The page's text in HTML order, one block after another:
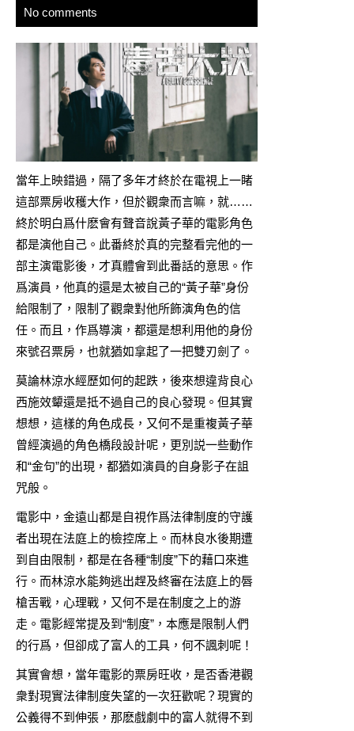
No comments
當年上映錯過，隔了多年才終於在電視上一睹
這部票房收穫大作，但於觀衆而言嘛，就……
終於明白爲什麽會有聲音說黃子華的電影角色
都是演他自己。此番終於真的完整看完他的一
部主演電影後，才真體會到此番話的意思。作
爲演員，他真的還是太被自己的“黃子華”身份
給限制了，限制了觀衆對他所飾演角色的信
任。而且，作爲導演，都還是想利用他的身份
來號召票房，也就猶如拿起了一把雙刃劍了。
莫論林涼水經歷如何的起跌，後來想違背良心
西施效顰還是抵不過自己的良心發現。但其實
想想，這樣的角色成長，又何不是重複黃子華
曾經演過的角色橋段設計呢，更別説一些動作
和“金句”的出現，都猶如演員的自身影子在詛
咒般。
電影中，金遠山都是自視作爲法律制度的守護
者出現在法庭上的檢控席上。而林良水後期遭
到自由限制，都是在各種“制度”下的藉口來進
行。而林涼水能夠逃出趕及終審在法庭上的唇
槍舌戰，心理戰，又何不是在制度之上的游
走。電影經常提及到“制度”，本應是限制人們
的行爲，但卻成了富人的工具，何不諷刺呢！
其實會想，當年電影的票房旺收，是否香港觀
衆對現實法律制度失望的一次狂歡呢？現實的
公義得不到伸張，那麽戲劇中的富人就得不到